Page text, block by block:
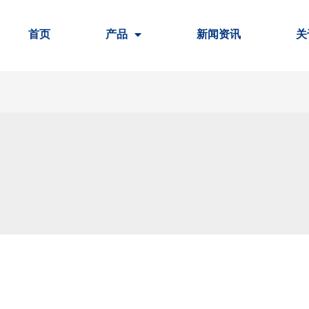
首页 产品 新闻资讯